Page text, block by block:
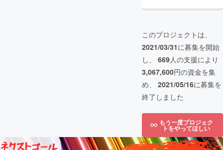
このプロジェクトは、
2021/03/31に募集を開始
し、 669人の支援により
3,067,600円の資金を集
め、 2021/05/16に募集を
終了しました
もう一度プロジェク
トをやってほしい